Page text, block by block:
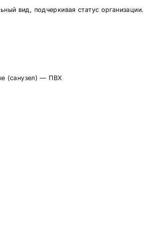
вид, подчеркивая статус организации.
(санузел) — ПВХ